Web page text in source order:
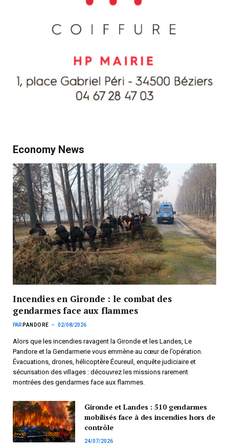
Economy News
Incendies en Gironde : le combat des
gendarmes face aux flammes
PAR PANDORE 02/08/2026
Alors que les incendies ravagent la Gironde et les Landes, Le
Pandore et la Gendarmerie vous emmène au cœur de l’opération.
Évacuations, drones, hélicoptère Écureuil, enquête judiciaire et
sécurisation des villages : découvrez les missions rarement
montrées des gendarmes face aux flammes.
Gironde et Landes : 510 gendarmes
mobilisés face à des incendies hors de
contrôle
24/07/2026